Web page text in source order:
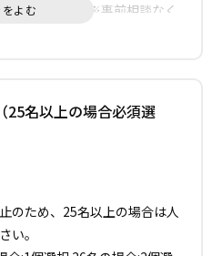
られません。※事前相談なく
25名以上の場合必須選
のため、25名以上の場合は人
い。